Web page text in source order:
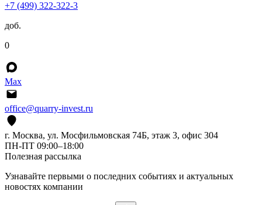
+7 (499) 322-322-3
доб.
0
Max
office@quarry-invest.ru
г. Москва, ул. Мосфильмовская 74Б, этаж 3, офис 304
ПН-ПТ 09:00–18:00
Полезная рассылка
Узнавайте первыми о последних событиях и актуальных
новостях компании